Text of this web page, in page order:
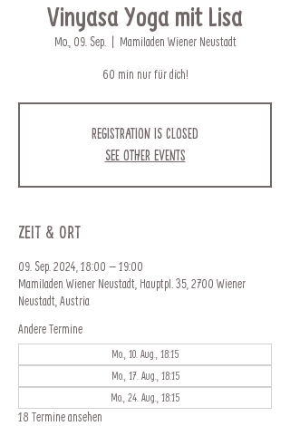
Vinyasa Yoga mit Lisa
Mo., 09. Sep.
  |
Mamiladen Wiener Neustadt
60 min nur für dich!
Registration is closed
See other events
Zeit & Ort
09. Sep. 2024, 18:00 – 19:00
Mamiladen Wiener Neustadt, Hauptpl. 35, 2700 Wiener
Neustadt, Austria
Andere Termine
Mo., 10. Aug., 18:15
Mo., 17. Aug., 18:15
Mo., 24. Aug., 18:15
18 Termine ansehen